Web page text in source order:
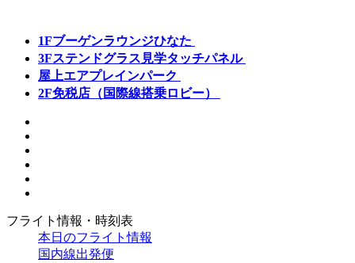
1Fブーゲンラウンジひなた
3Fステンドグラス見学タッチパネル
屋上エアプレインパーク
2F免税店（国際線搭乗ロビー）
フライト情報・時刻表
本日のフライト情報
国内線出発便